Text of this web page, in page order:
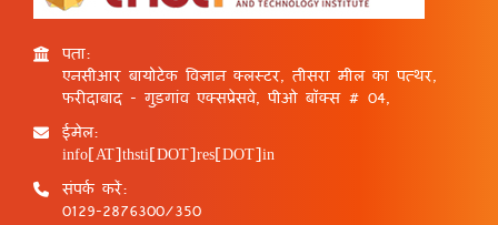
पता:
एनसीआर बायोटेक विज्ञान क्लस्टर, तीसरा मील का पत्थर,
फरीदाबाद - गुड़गांव एक्सप्रेसवे, पीओ बॉक्स # 04,
ईमेल:
info[AT]thsti[DOT]res[DOT]in
संपर्क करें:
0129-2876300/350